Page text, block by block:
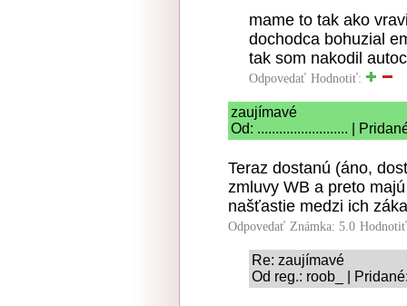
mame to tak ako
dochodca bohuzial
tak som nakodil
Odpovedať Hodnotiť:
zaujímavé
Od: ......................... |
Teraz dostanú (áno,
zmluvy WB a preto
našťastie medzi ich
Odpovedať Známka: 5.0
Re: zaujímavé
Od reg.: roob_ |